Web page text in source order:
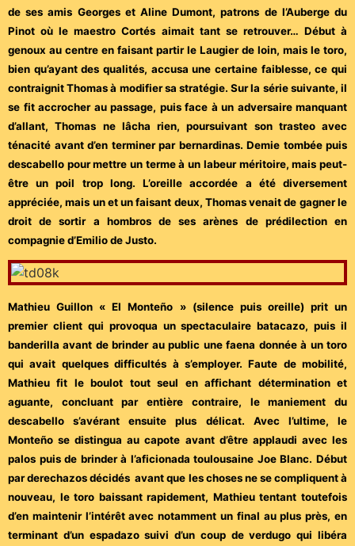
de ses amis Georges et Aline Dumont, patrons de l’Auberge du
Pinot où le maestro Cortés aimait tant se retrouver… Début à
genoux au centre en faisant partir le Laugier de loin, mais le toro,
bien qu’ayant des qualités, accusa une certaine faiblesse, ce qui
contraignit Thomas à modifier sa stratégie. Sur la série suivante, il
se fit accrocher au passage, puis face à un adversaire manquant
d’allant, Thomas ne lâcha rien, poursuivant son trasteo avec
ténacité avant d’en terminer par bernardinas. Demie tombée puis
descabello pour mettre un terme à un labeur méritoire, mais peut-
être un poil trop long. L’oreille accordée a été diversement
appréciée, mais un et un faisant deux, Thomas venait de gagner le
droit de sortir a hombros de ses arènes de prédilection en
compagnie d’Emilio de Justo.
Mathieu Guillon « El Monteño » (silence puis oreille) prit un
premier client qui provoqua un spectaculaire batacazo, puis il
banderilla avant de brinder au public une faena donnée à un toro
qui avait quelques difficultés à s’employer. Faute de mobilité,
Mathieu fit le boulot tout seul en affichant détermination et
aguante, concluant par entière contraire, le maniement du
descabello s’avérant ensuite plus délicat. Avec l’ultime, le
Monteño se distingua au capote avant d’être applaudi avec les
palos puis de brinder à l’aficionada toulousaine Joe Blanc. Début
par derechazos décidés avant que les choses ne se compliquent à
nouveau, le toro baissant rapidement, Mathieu tentant toutefois
d’en maintenir l’intérêt avec notamment un final au plus près, en
terminant d’un espadazo suivi d’un coup de verdugo qui libéra